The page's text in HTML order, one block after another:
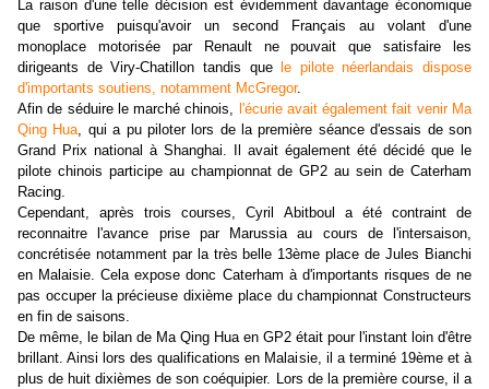
La raison d'une telle décision est évidemment davantage économique
que sportive puisqu'avoir un second Français au volant d'une
monoplace motorisée par Renault ne pouvait que satisfaire les
dirigeants de Viry-Chatillon tandis que
le pilote néerlandais dispose
d'importants soutiens, notamment McGregor.
Afin de séduire le marché chinois, l'écurie avait également fait venir Ma
Qing Hua, qui a pu piloter lors de la première séance d'essais de son
Grand Prix national à Shanghai. Il avait également été décidé que le
pilote chinois participe au championnat de GP2 au sein de Caterham
Racing.
Cependant, après trois courses, Cyril Abitboul a été contraint de
reconnaitre l'avance prise par Marussia au cours de l'intersaison,
concrétisée notamment par la très belle 13ème place de Jules Bianchi
en Malaisie. Cela expose donc Caterham à d'importants risques de ne
pas occuper la précieuse dixième place du championnat Constructeurs
en fin de saisons.
De même, le bilan de Ma Qing Hua en GP2 était pour l'instant loin d'être
brillant. Ainsi lors des qualifications en Malaisie, il a terminé 19ème et à
plus de huit dixièmes de son coéquipier. Lors de la première course, il a